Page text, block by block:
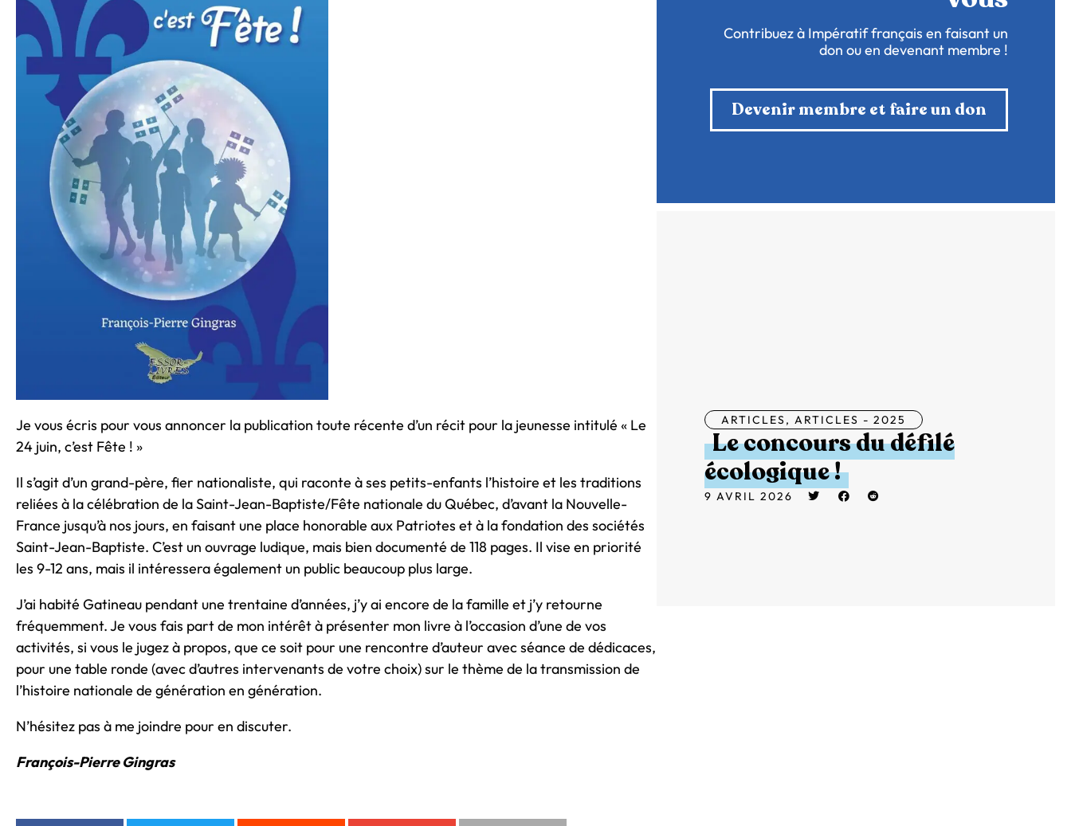
Je vous écris pour vous annoncer la publication toute récente d’un récit pour la jeunesse intitulé « Le
24 juin, c’est Fête ! »
Il s’agit d’un grand-père, fier nationaliste, qui raconte à ses petits-enfants l’histoire et les traditions
reliées à la célébration de la Saint-Jean-Baptiste/Fête nationale du Québec, d’avant la Nouvelle-
France jusqu’à nos jours, en faisant une place honorable aux Patriotes et à la fondation des sociétés
Saint-Jean-Baptiste. C’est un ouvrage ludique, mais bien documenté de 118 pages. Il vise en priorité
les 9-12 ans, mais il intéressera également un public beaucoup plus large.
J’ai habité Gatineau pendant une trentaine d’années, j’y ai encore de la famille et j’y retourne
fréquemment. Je vous fais part de mon intérêt à présenter mon livre à l’occasion d’une de vos
activités, si vous le jugez à propos, que ce soit pour une rencontre d’auteur avec séance de dédicaces,
pour une table ronde (avec d’autres intervenants de votre choix) sur le thème de la transmission de
l’histoire nationale de génération en génération.
N’hésitez pas à me joindre pour en discuter.
François-Pierre Gingras
Contribuez à Impératif français en faisant un
don ou en devenant membre !
Devenir membre et faire un don
ARTICLES, ARTICLES - 2025
Le concours du défilé
écologique !
9 AVRIL 2026